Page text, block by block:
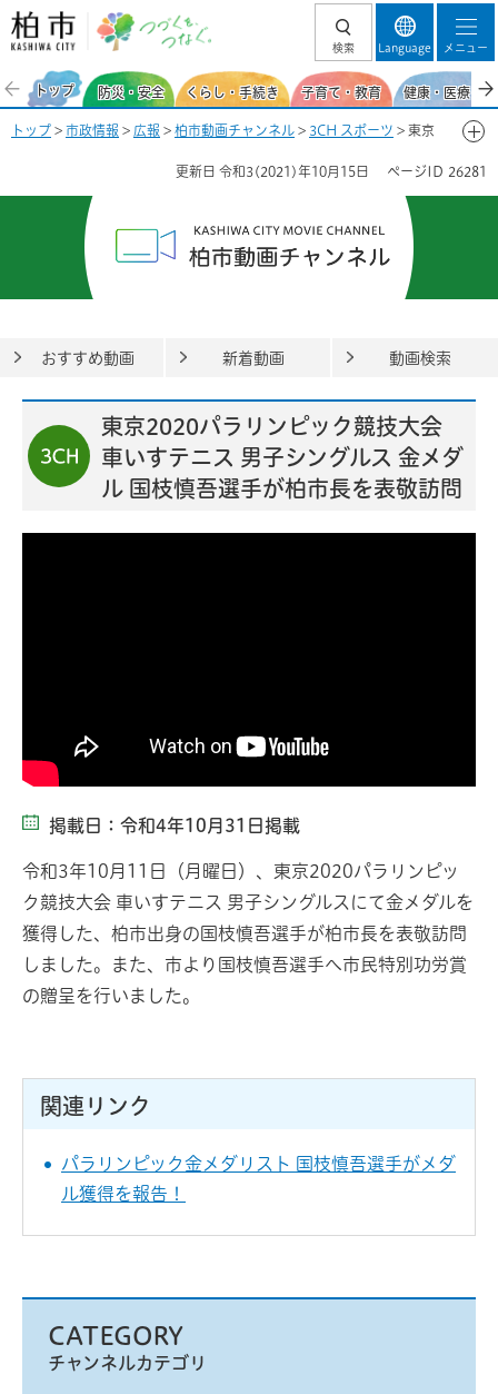
柏市 つづくを、
検索 Language メニュー
トップ 防災・安全 くらし・手続き 子育て・教育 健康・医療・
トップ > 市政情報 > 広報 > 柏市動画チャンネル > 3CH スポーツ > 東京
枝慎吾選手が柏市長を表敬訪問
更新日 令和3(2021)年10月15日 ページID 26281
おすすめ動画 新着動画 動画検索
東京2020パラリンピック競技大会
車いすテニス 男子シングルス 金メダ
ル 国枝慎吾選手が柏市長を表敬訪問
掲載日：令和4年10月31日掲載
令和3年10月11日（月曜日）、東京2020パラリンピッ
ク競技大会 車いすテニス 男子シングルスにて金メダルを
獲得した、柏市出身の国枝慎吾選手が柏市長を表敬訪問
しました。また、市より国枝慎吾選手へ市民特別功労賞
の贈呈を行いました。
関連リンク
パラリンピック金メダリスト 国枝慎吾選手がメダ
ル獲得を報告！
CATEGORY
チャンネルカテゴリ